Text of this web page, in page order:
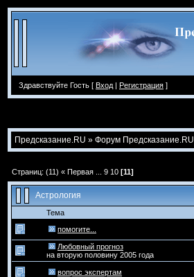
Здравствуйте Гость [ Вход | Регистрация ]
Предсказание.RU » Форум Предсказание.RU
Страниц: (11) « Первая 9 10 [11]
Астрология
Тема
помогите...
Любовный прогноз
на вторую половину 2005 года
вопрос экспертам